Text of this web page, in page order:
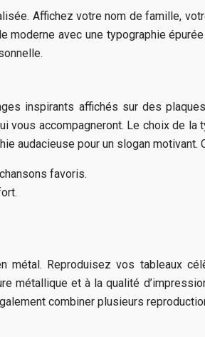
Affichez votre nom de famille,
moderne avec une typographie
inspirants affichés sur des
accompagneront. Le choix de
audacieuse pour un slogan
favoris.
métal. Reproduisez vos tableaux
métallique et à la qualité
combiner plusieurs